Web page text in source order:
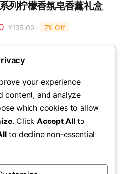
列柠檬香氛皂香薰礼盒
¥135.00 7% Off
加入购物车
1 2
your experience,
content, and analyze
which cookies to allow
. ClickAccept Allto
to decline non-essential